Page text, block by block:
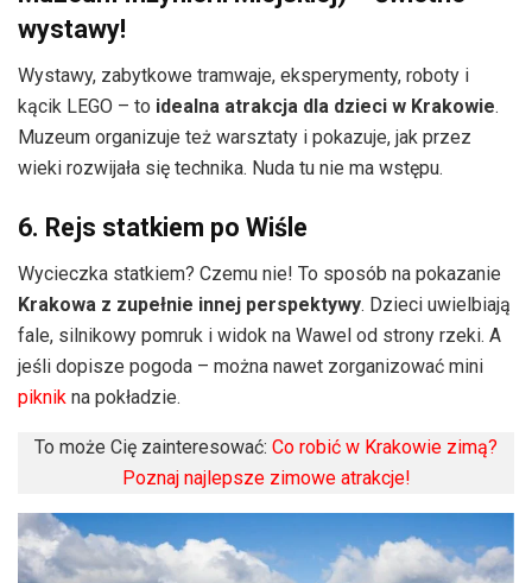
wystawy!
Wystawy, zabytkowe tramwaje, eksperymenty, roboty i
kącik LEGO – to idealna atrakcja dla dzieci w Krakowie.
Muzeum organizuje też warsztaty i pokazuje, jak przez
wieki rozwijała się technika. Nuda tu nie ma wstępu.
6. Rejs statkiem po Wiśle
Wycieczka statkiem? Czemu nie! To sposób na pokazanie
Krakowa z zupełnie innej perspektywy. Dzieci uwielbiają
fale, silnikowy pomruk i widok na Wawel od strony rzeki. A
jeśli dopisze pogoda – można nawet zorganizować mini
piknik na pokładzie.
To może Cię zainteresować: Co robić w Krakowie zimą?
Poznaj najlepsze zimowe atrakcje!